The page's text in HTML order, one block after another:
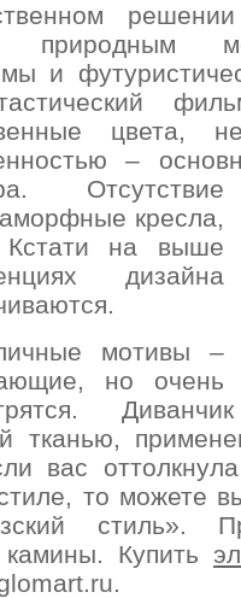
решении
и
цвета,
–
Отсутствие
кресла,
на выше
дизайна
мотивы –
но очень
тканью,
вас
то можете
стиль».
Купить